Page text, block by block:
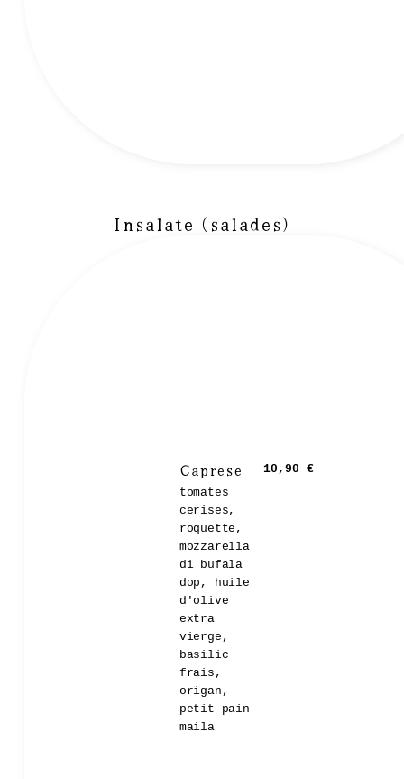
Insalate (salades)
Caprese
tomates
cerises,
roquette,
mozzarella
di bufala
dop, huile
d'olive
extra
vierge,
basilic
frais,
origan,
petit pain
maila
10,90 €